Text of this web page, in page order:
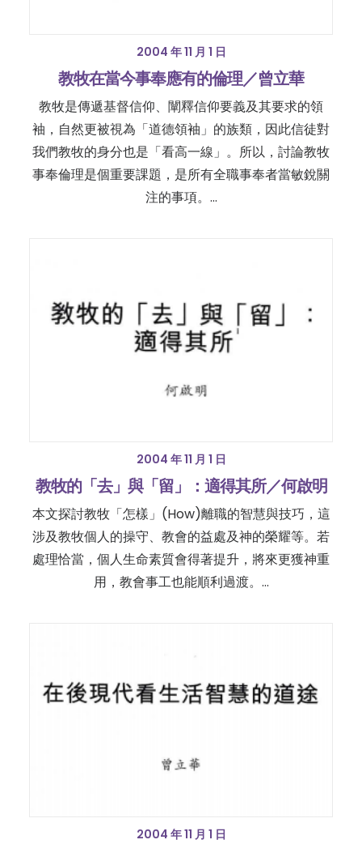
2004 年 11 月 1 日
教牧在當今事奉應有的倫理／曾立華
教牧是傳遞基督信仰、闡釋信仰要義及其要求的領
袖，自然更被視為「道德領袖」的族類，因此信徒對
我們教牧的身分也是「看高一線」。所以，討論教牧
事奉倫理是個重要課題，是所有全職事奉者當敏銳關
注的事項。…
2004 年 11 月 1 日
教牧的「去」與「留」：適得其所／何啟明
本文探討教牧「怎樣」(How)離職的智慧與技巧，這
涉及教牧個人的操守、教會的益處及神的榮耀等。若
處理恰當，個人生命素質會得著提升，將來更獲神重
用，教會事工也能順利過渡。…
2004 年 11 月 1 日